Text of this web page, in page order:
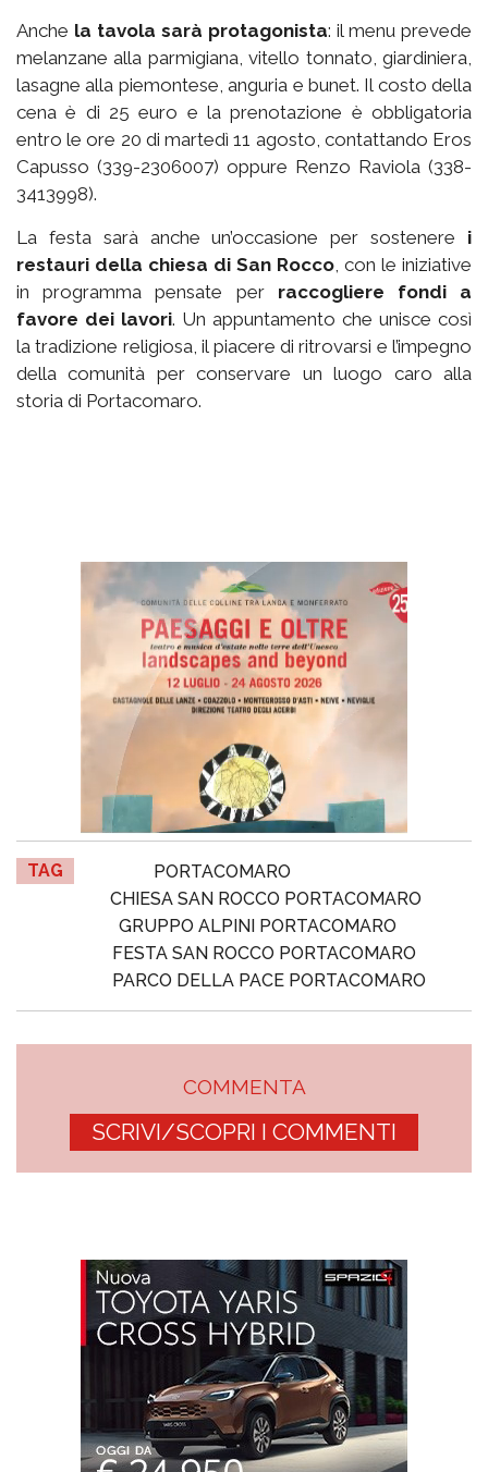
Anche la tavola sarà protagonista: il menu prevede
melanzane alla parmigiana, vitello tonnato, giardiniera,
lasagne alla piemontese, anguria e bunet. Il costo della
cena è di 25 euro e la prenotazione è obbligatoria
entro le ore 20 di martedì 11 agosto, contattando Eros
Capusso (339-2306007) oppure Renzo Raviola (338-
3413998).
La festa sarà anche un’occasione per sostenere i
restauri della chiesa di San Rocco, con le iniziative
in programma pensate per raccogliere fondi a
favore dei lavori. Un appuntamento che unisce così
la tradizione religiosa, il piacere di ritrovarsi e l’impegno
della comunità per conservare un luogo caro alla
storia di Portacomaro.
TAG
PORTACOMARO
CHIESA SAN ROCCO PORTACOMARO
GRUPPO ALPINI PORTACOMARO
FESTA SAN ROCCO PORTACOMARO
PARCO DELLA PACE PORTACOMARO
COMMENTA
SCRIVI/SCOPRI I COMMENTI